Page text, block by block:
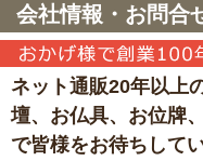
会社情報・お問合
ネット通販20年以上
壇、お仏具、お位牌
で皆様をお待ちしてい